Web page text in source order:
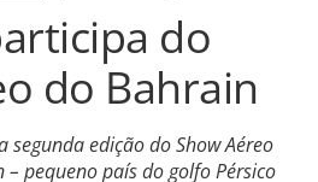
do
do Bahrain
edição do Show Aéreo
pequeno país do golfo Pérsico